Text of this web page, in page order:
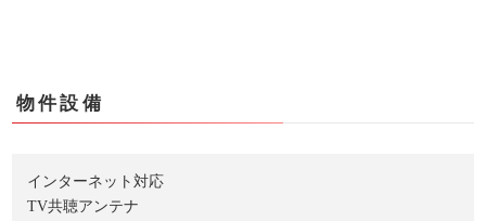
物件設備
インターネット対応
TV共聴アンテナ